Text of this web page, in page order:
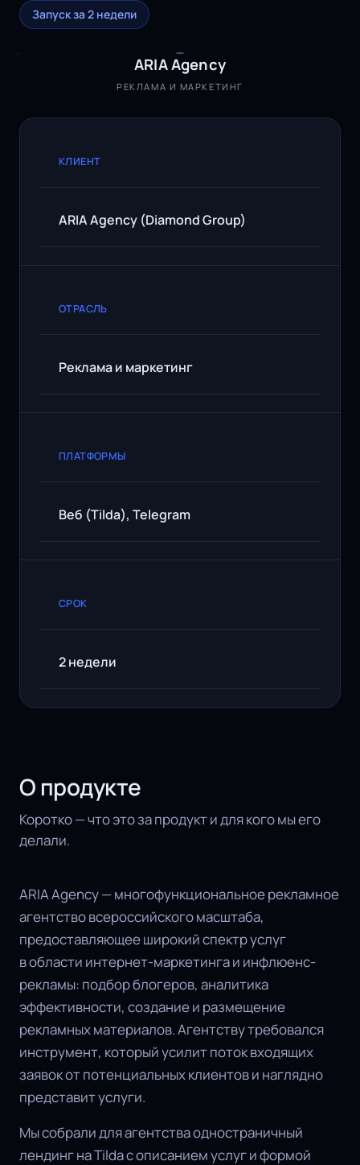
Запуск за 2 недели
ARIA Agency
РЕКЛАМА И МАРКЕТИНГ
КЛИЕНТ
ARIA Agency (Diamond Group)
ОТРАСЛЬ
Реклама и маркетинг
ПЛАТФОРМЫ
Веб (Tilda), Telegram
СРОК
2 недели
О продукте
Коротко — что это за продукт и для кого мы его
делали.
ARIA Agency — многофункциональное рекламное
агентство всероссийского масштаба,
предоставляющее широкий спектр услуг
в области интернет-маркетинга и инфлюенс-
рекламы: подбор блогеров, аналитика
эффективности, создание и размещение
рекламных материалов. Агентству требовался
инструмент, который усилит поток входящих
заявок от потенциальных клиентов и наглядно
представит услуги.
Мы собрали для агентства одностраничный
лендинг на Tilda с описанием услуг и формой